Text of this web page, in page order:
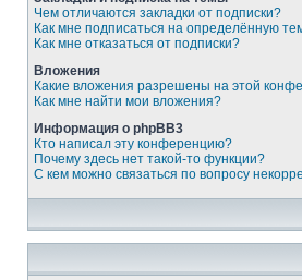
Чем отличаются закладки от подписки?
Как мне подписаться на определённую
Как мне отказаться от подписки?
Вложения
Какие вложения разрешены на этой
Как мне найти мои вложения?
Информация о phpBB3
Кто написал эту конференцию?
Почему здесь нет такой-то функции?
С кем можно связаться по вопросу